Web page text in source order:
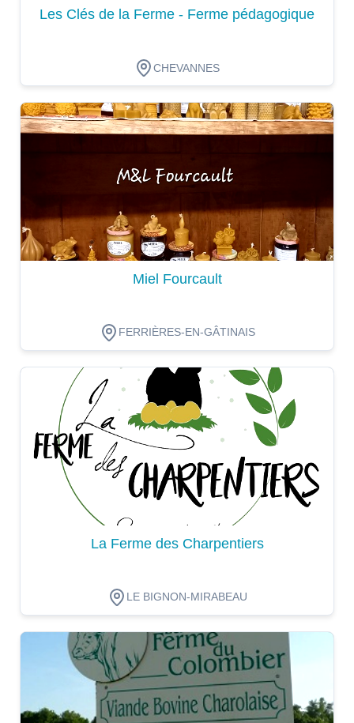
Les Clés de la Ferme - Ferme pédagogique
CHEVANNES
Dégustation
Miel Fourcault
FERRIÈRES-EN-GÂTINAIS
Dégustation
La Ferme des Charpentiers
LE BIGNON-MIRABEAU
Dégustation